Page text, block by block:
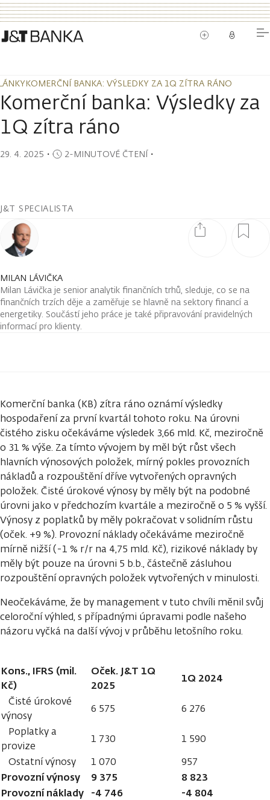
KOMERČNÍ BANKA: VÝSLEDKY ZA 1Q ZÍTRA RÁNO
KOMERČNÍ BANKA: VÝSLEDKY ZA 1Q ZÍTRA RÁNO
Komerční banka: Výsledky za
1Q zítra ráno
29. 4. 2025 ・ 2-MINUTOVÉ ČTENÍ・
J&T SPECIALISTA
MILAN LÁVIČKA
Milan Lávička je senior analytik finančních trhů, sleduje, co se na
finančních trzích děje a zaměřuje se hlavně na sektory financí a
energetiky. Součástí jeho práce je také připravování pravidelných
informací pro klienty.
Komerční banka (KB) zítra ráno oznámí výsledky
hospodaření za první kvartál tohoto roku. Na úrovni
čistého zisku očekáváme výsledek 3,66 mld. Kč, meziročně
o 31 % výše. Za tímto vývojem by měl být růst všech
hlavních výnosových položek, mírný pokles provozních
nákladů a rozpouštění dříve vytvořených opravných
položek. Čisté úrokové výnosy by měly být na podobné
úrovni jako v předchozím kvartále a meziročně o 5 % vyšší.
Výnosy z poplatků by měly pokračovat v solidním růstu
(oček. +9 %). Provozní náklady očekáváme meziročně
mírně nižší (-1 % r/r na 4,75 mld. Kč), rizikové náklady by
měly být pouze na úrovni 5 b.b., částečně zásluhou
rozpouštění opravných položek vytvořených v minulosti.
Neočekáváme, že by management v tuto chvíli měnil svůj
celoroční výhled, s případnými úpravami podle našeho
názoru vyčká na další vývoj v průběhu letošního roku.
Kons., IFRS (mil.
Kč)
Oček. J&T 1Q
2025
1Q 2024
Čisté úrokové
výnosy
6 575
6 276
Poplatky a
provize
1 730
1 590
Ostatní výnosy
1 070 957
Provozní výnosy 9 375
8 823
Provozní náklady -4 746
-4 804